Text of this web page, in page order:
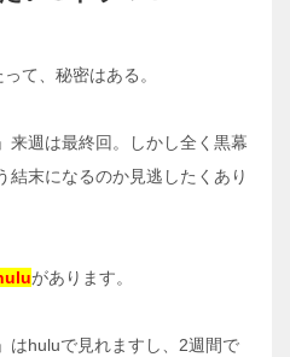
て、秘密はある。
来週は最終回。しかし全く黒幕
結末になるのか見逃したくあり
があります。
はhuluで見れますし、2週間で